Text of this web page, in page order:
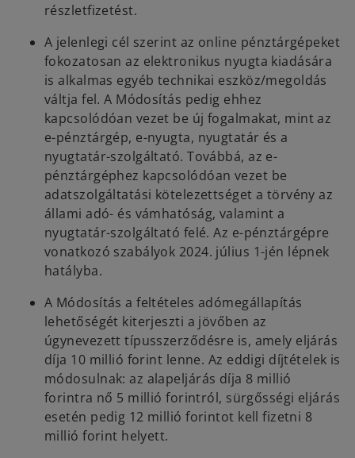
részletfizetést.
A jelenlegi cél szerint az online pénztárgépeket
fokozatosan az elektronikus nyugta kiadására
is alkalmas egyéb technikai eszköz/megoldás
váltja fel. A Módosítás pedig ehhez
kapcsolódóan vezet be új fogalmakat, mint az
e-pénztárgép, e-nyugta, nyugtatár és a
nyugtatár-szolgáltató. Továbbá, az e-
pénztárgéphez kapcsolódóan vezet be
adatszolgáltatási kötelezettséget a törvény az
állami adó- és vámhatóság, valamint a
nyugtatár-szolgáltató felé. Az e-pénztárgépre
vonatkozó szabályok 2024. július 1-jén lépnek
hatályba.
A Módosítás a feltételes adómegállapítás
lehetőségét kiterjeszti a jövőben az
úgynevezett típusszerződésre is, amely eljárás
díja 10 millió forint lenne. Az eddigi díjtételek is
módosulnak: az alapeljárás díja 8 millió
forintra nő 5 millió forintról, sürgősségi eljárás
esetén pedig 12 millió forintot kell fizetni 8
millió forint helyett.